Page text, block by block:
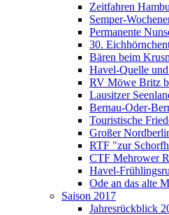
Zeitfahren
Semper-
Permanente
30.
Bären beim
Havel-Quelle
RV Möwe Britz
Lausitzer
Bernau-Oder-
Touristische
Großer
RTF "zur
CTF Mehrower
Havel-
Ode an das alte
Saison 2017
Jahresrückblick